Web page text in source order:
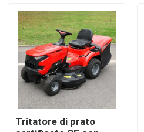
Tritatore di prato